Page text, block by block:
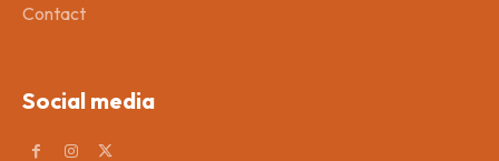
Contact
Social media